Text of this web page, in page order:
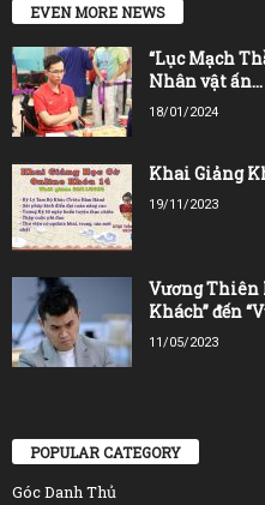
EVEN MORE NEWS
“Lục Mạch
Nhân vật ấn...
18/01/2024
Khai Giảng
19/11/2023
Vương Thiên
Khách” đến
11/05/2023
POPULAR CATEGORY
Góc Danh Thủ